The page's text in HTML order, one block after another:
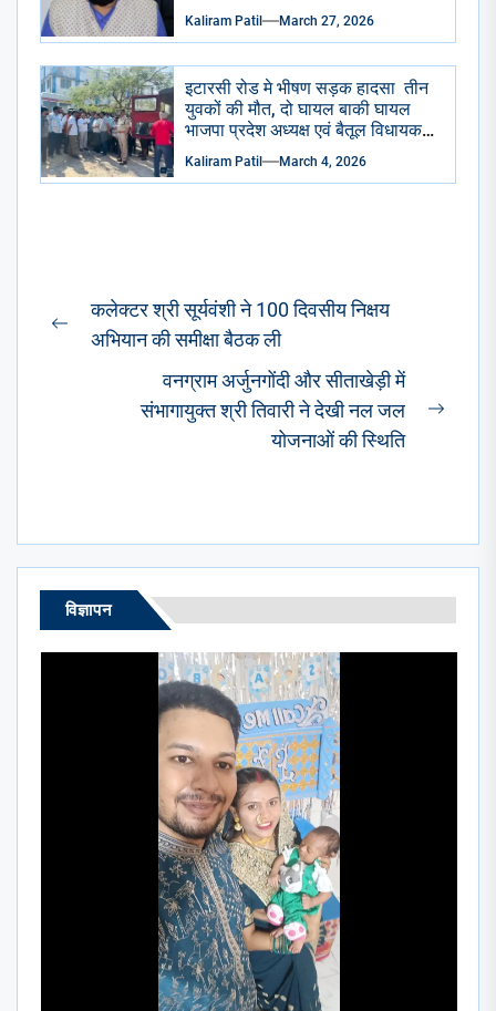
Kaliram Patil March 27, 2026
इटारसी रोड मे भीषण सड़क हादसा तीन
युवकों की मौत, दो घायल बाकी घायल
भाजपा प्रदेश अध्यक्ष एवं बैतूल विधायक
हेमंत खंडेलवाल ने जिला अस्पताल
पहुंचकर जताया शोक घायलों के समुचित
Kaliram Patil March 4, 2026
Post
navigation
Previous
कलेक्टर श्री सूर्यवंशी ने 100 दिवसीय निक्षय
अभियान की समीक्षा बैठक ली
वनग्राम अर्जुनगोंदी और सीताखेड़ी में
संभागायुक्त श्री तिवारी ने देखी नल जल
योजनाओं की स्थिति
विज्ञापन